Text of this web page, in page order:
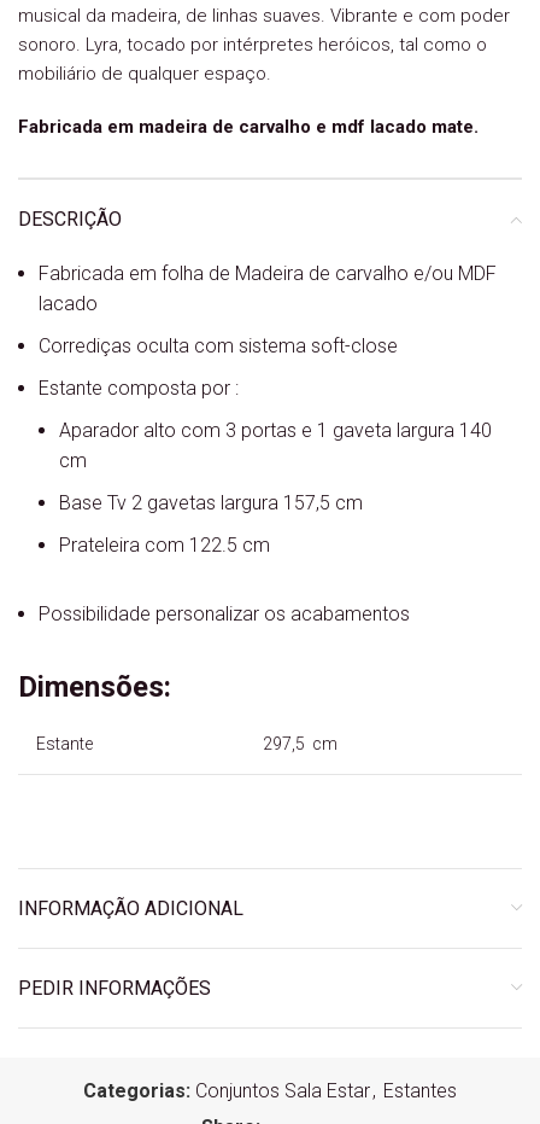
musical da madeira, de linhas suaves. Vibrante e com poder
sonoro. Lyra, tocado por intérpretes heróicos, tal como o
mobiliário de qualquer espaço.
Fabricada em madeira de carvalho e mdf lacado mate.
DESCRIÇÃO
Fabricada em folha de Madeira de carvalho e/ou MDF
lacado
Corrediças oculta com sistema soft-close
Estante composta por :
Aparador alto com 3 portas e 1 gaveta largura 140
cm
Base Tv 2 gavetas largura 157,5 cm
Prateleira com 122.5 cm
Possibilidade personalizar os acabamentos
Dimensões:
Estante 297,5 cm
INFORMAÇÃO ADICIONAL
PEDIR INFORMAÇÕES
Categorias: Conjuntos Sala Estar, Estantes